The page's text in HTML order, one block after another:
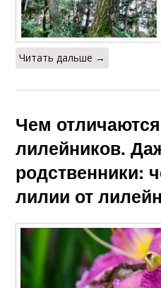
Читать дальше →
Чем
лилейников.
родственники:
лилии от